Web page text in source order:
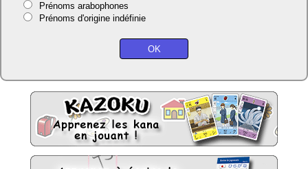
Prénoms arabophones
Prénoms d'origine indéfinie